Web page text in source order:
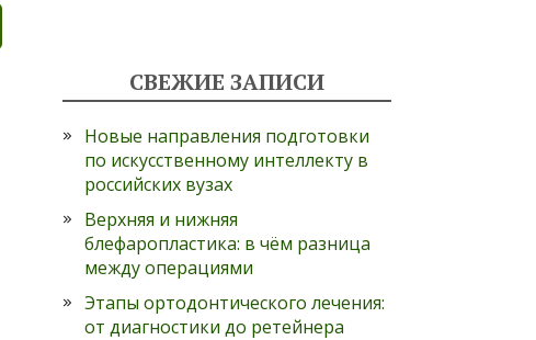
СВЕЖИЕ ЗАПИСИ
Новые направления подготовки
по искусственному интеллекту в
российских вузах
Верхняя и нижняя
блефаропластика: в чём разница
между операциями
Этапы ортодонтического лечения:
от диагностики до ретейнера